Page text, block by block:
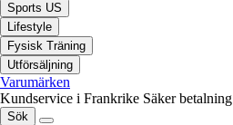
Sports US
Lifestyle
Fysisk Träning
Utförsäljning
Varumärken
Kundservice i Frankrike Säker betalning
Sök